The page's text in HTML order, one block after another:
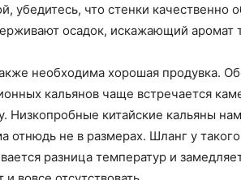
убедитесь, что стенки качественно
осадок, искажающий аромат
необходима хорошая продувка.
кальянов чаще встречается
Низкопробные китайские кальяны
отнюдь не в размерах. Шланг у
разница температур и